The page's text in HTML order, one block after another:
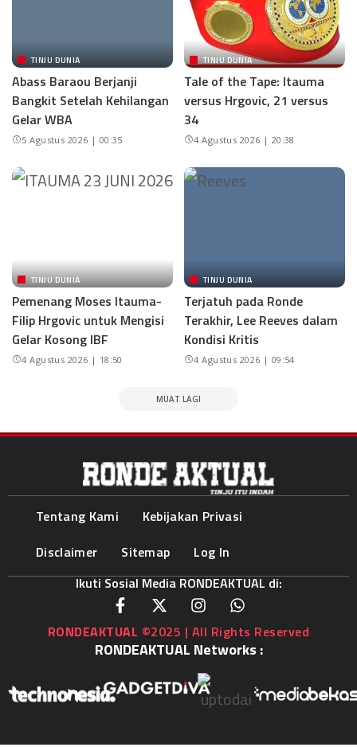
TINJU DUNIA
Abass Baraou Berjanji
Bangkit Setelah Kehilangan
Gelar WBA
5 Agustus 2026 | 00:35
TINJU DUNIA
Tale of the Tape: Itauma
versus Hrgovic, 21 versus
34
4 Agustus 2026 | 20:38
TINJU DUNIA
Pemenang Moses Itauma-
Filip Hrgovic untuk Mengisi
Gelar Kosong IBF
4 Agustus 2026 | 18:50
TINJU DUNIA
Terjatuh pada Ronde
Terakhir, Lee Reeves dalam
Kondisi Kritis
4 Agustus 2026 | 09:54
MUAT LAGI
Tentang Kami
Kebijakan Privasi
Disclaimer
Sitemap
Log In
Ikuti Sosial Media RONDEAKTUAL di:
RONDEAKTUAL ©2025 | All Rights Reserved
RONDEAKTUAL Networks :